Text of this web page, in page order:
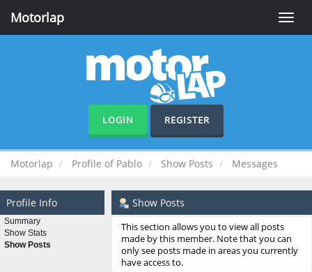
Toggle
Motorlap
LOGIN REGISTER
Motorlap Profile of Pablo Show Posts Messages
Profile Info
Summary
Show Stats
Show Posts
Show Posts
This section allows you to view all posts
made by this member. Note that you can
only see posts made in areas you currently
have access to.